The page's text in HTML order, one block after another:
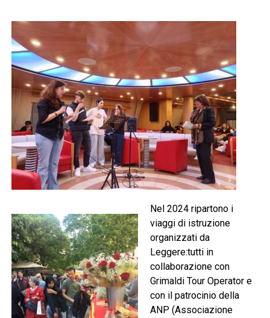
Nel 2024 ripartono i
viaggi di istruzione
organizzati da
Leggere:tutti in
collaborazione con
Grimaldi Tour Operator e
con il patrocinio della
ANP (Associazione